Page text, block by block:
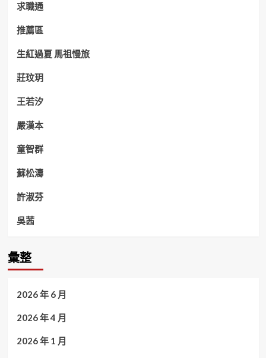
求職通
推薦區
生紅過夏 馬祖慢旅
莊玟玥
王若汐
嚴漢本
童智群
蘇松濤
許淑芬
吳茜
彙整
2026 年 6 月
2026 年 4 月
2026 年 1 月